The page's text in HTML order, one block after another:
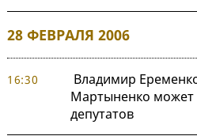
28 ФЕВРАЛЯ 2006
16:30
Владимир
Мартыненко может
депутатов